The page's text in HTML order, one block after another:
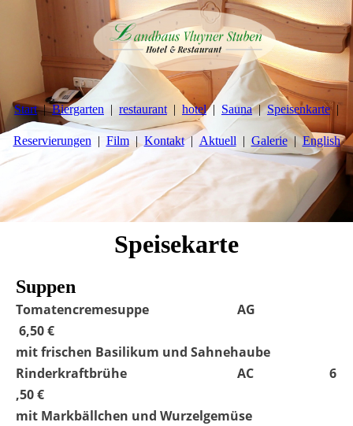
Start Biergarten restaurant hotel Sauna Speisenkarte
Reservierungen Film Kontakt Aktuell Galerie English
Speisekarte
Suppen
Tomatencremesuppe AG
6,50 €
mit frischen Basilikum und Sahnehaube
Rinderkraftbrühe AC 6
,50 €
mit Markbällchen und Wurzelgemüse